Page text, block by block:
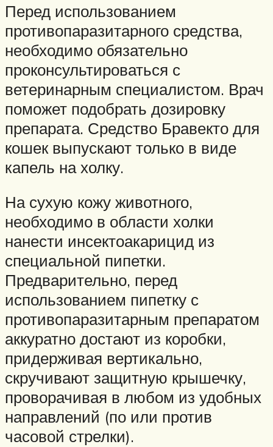
Перед использованием
противопаразитарного средства,
необходимо обязательно
проконсультироваться с
ветеринарным специалистом. Врач
поможет подобрать дозировку
препарата. Средство Бравекто для
кошек выпускают только в виде
капель на холку.
На сухую кожу животного,
необходимо в области холки
нанести инсектоакарицид из
специальной пипетки.
Предварительно, перед
использованием пипетку с
противопаразитарным препаратом
аккуратно достают из коробки,
придерживая вертикально,
скручивают защитную крышечку,
проворачивая в любом из удобных
направлений (по или против
часовой стрелки).